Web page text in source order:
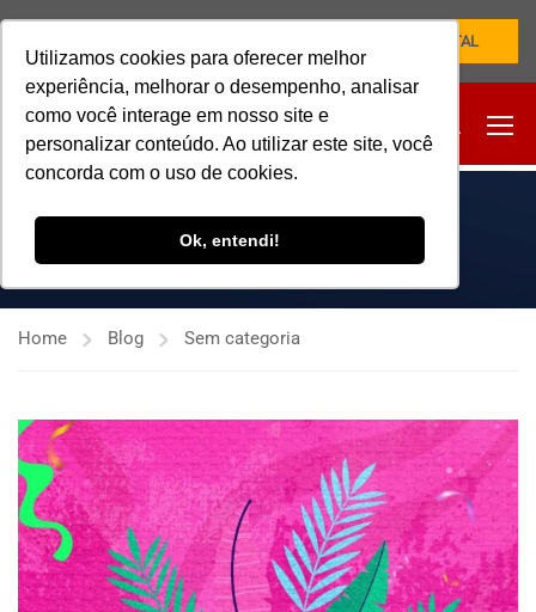
Utilizamos cookies para oferecer melhor
experiência, melhorar o desempenho, analisar
como você interage em nosso site e
personalizar conteúdo. Ao utilizar este site, você
concorda com o uso de cookies.
Ok, entendi!
NOVO PORTAL
SEM CATEGORIA
Home Blog Sem categoria